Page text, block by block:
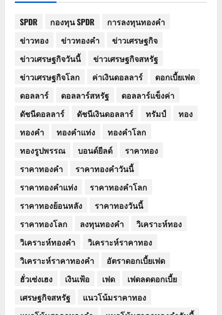
SPDR กองทุน SPDR
การลงทุนทองคำ
ข่าวทอง
ข่าวทองคำ
ข่าวเศรษฐกิจ
ข่าวเศรษฐกิจวันนี้
ข่าวเศรษฐกิจสหรัฐ
ข่าวเศรษฐกิจโลก
ค่าเงินดอลลาร์
ดอกเบี้ยเฟด
ดอลลาร์
ดอลลาร์สหรัฐ
ดอลลาร์แข็งค่า
ดัชนีดอลลาร์
ดัชนีเงินดอลลาร์ ทรัมป์
ทอง
ทองคำ
ทองคำแท่ง
ทองคำโลก
ทองรูปพรรณ
บอนด์ยีลด์
ราคาทอง
ราคาทองคำ
ราคาทองคำวันนี้
ราคาทองคำแท่ง
ราคาทองคำโลก
ราคาทองย้อนหลัง
ราคาทองวันนี้
ราคาทองโลก
ลงทุนทองคำ
วิเคราะห์ทอง
วิเคราะห์ทองคำ
วิเคราะห์ราคาทอง
วิเคราะห์ราคาทองคำ
อัตราดอกเบี้ยเฟด
ฮั่วเซ่งเฮง
เงินเฟ้อ เฟด
เฟดลดดอกเบี้ย
เศรษฐกิจสหรัฐ
แนวโน้มราคาทอง